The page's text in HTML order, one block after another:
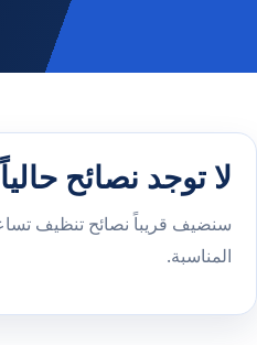
لا توجد نصائح حالياً
سنضيف قريباً نصائح تنظيف
المناسبة.